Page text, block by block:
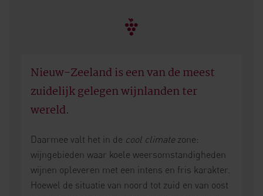
​Nieuw-Zeeland is een van de meest
zuidelijk gelegen wijnlanden ter
wereld.
Daarmee valt het in de cool climatezone:
wijngebieden waar koele weersomstandigheden
wijnen opleveren met een intens en fris karakter.
Hoewel de situatie van noord tot zuid en van oost